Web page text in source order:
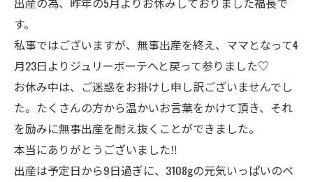
す。
私事ではございますが、無事出産を終え、ママとなって4
月23日よりジュリーボーテへと戻って参りました♡
お休み中は、ご迷惑をお掛けし申し訳ございませんでし
た。たくさんの方から温かいお言葉をかけて頂き、それ
を励みに無事出産を耐え抜くことができました。
本当にありがとうございました‼︎
出産は予定日から9日過ぎに、3108gの元気いっぱいのベ